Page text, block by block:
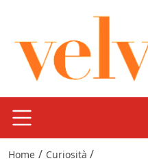
Home / Curiosità /